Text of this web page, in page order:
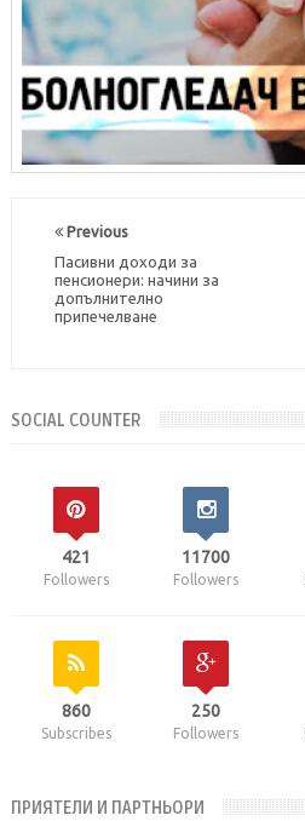
Previous
Пасивни доходи за
пенсионери: начини за
допълнително
припечелване
SOCIAL COUNTER
421
Followers
11700
Followers
860
Subscribes
250
Followers
ПРИЯТЕЛИ И ПАРТНЬОРИ